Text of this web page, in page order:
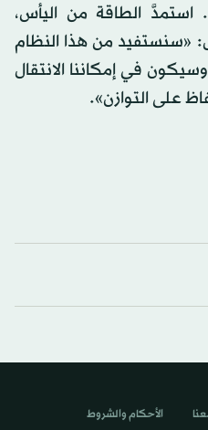
الطاقة من اليأس،
«سنستفيد من هذا النظام
في إمكاننا الانتقال
على التوازن».
الأحكام والشروط